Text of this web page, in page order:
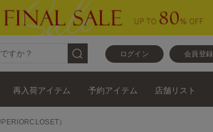
ログイン 会員登録
再入荷アイテム 予約アイテム 店舗リスト
）